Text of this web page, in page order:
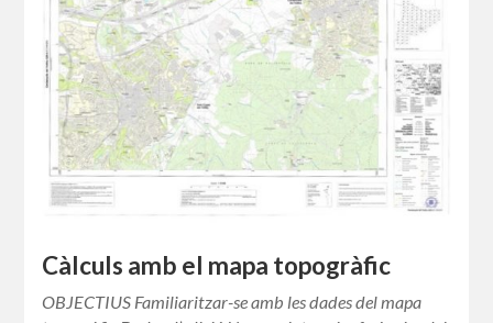
Càlculs amb el mapa topogràfic
OBJECTIUS Familiaritzar-se amb les dades del mapa